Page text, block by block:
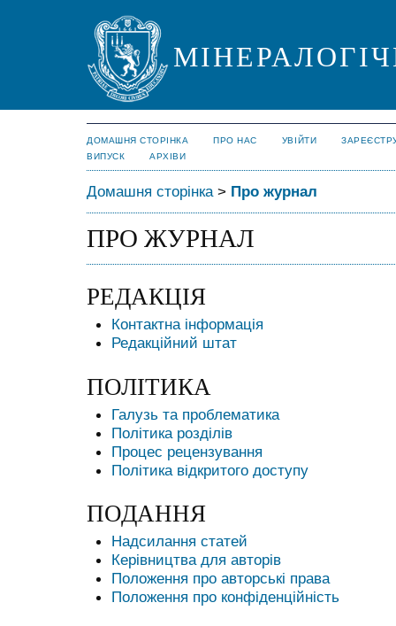
ДОМАШНЯ СТОРІНКА ПРО НАС УВІЙТИ
ВИПУСК
АРХІВИ
Домашня сторінка> Про журнал
ПРО ЖУРНАЛ
РЕДАКЦІЯ
Контактна інформація
Редакційний штат
ПОЛІТИКА
Галузь та проблематика
Політика розділів
Процес рецензування
Політика відкритого доступу
ПОДАННЯ
Надсилання статей
Керівництва для авторів
Положення про авторські права
Положення про конфіденційність